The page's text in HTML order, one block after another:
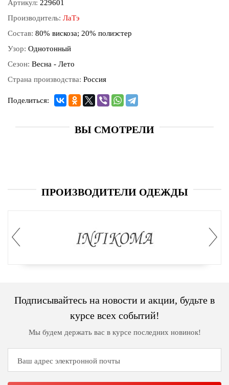
Артикул: 229601
Производитель: ЛаТэ
Состав: 80% вискоза; 20% полиэстер
Узор: Однотонный
Сезон: Весна - Лето
Страна производства: Россия
Поделиться:
ВЫ СМОТРЕЛИ
ПРОИЗВОДИТЕЛИ ОДЕЖДЫ
Подписывайтесь на новости и акции, будьте в
курсе всех событий!
Мы будем держать вас в курсе последних новинок!